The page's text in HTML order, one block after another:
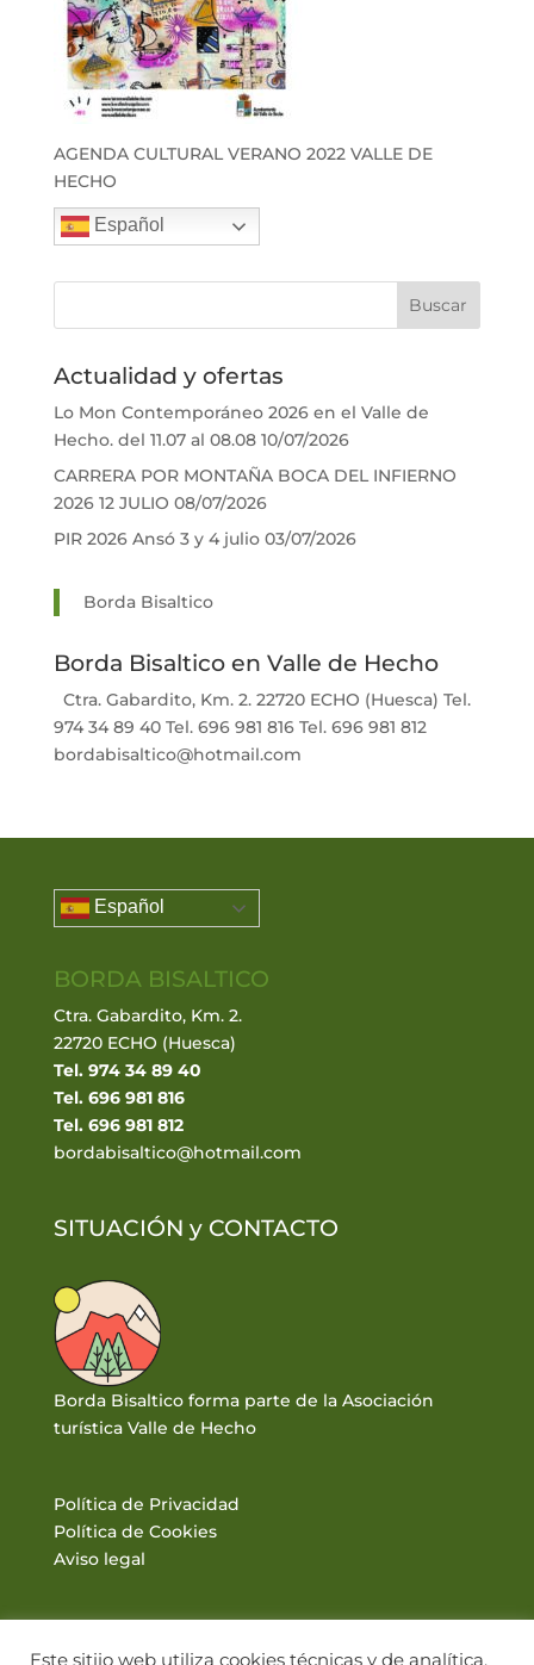
AGENDA CULTURAL VERANO 2022 VALLE DE
HECHO
Español
Actualidad y ofertas
Lo Mon Contemporáneo 2026 en el Valle de
Hecho. del 11.07 al 08.08 10/07/2026
CARRERA POR MONTAÑA BOCA DEL INFIERNO
2026 12 JULIO 08/07/2026
PIR 2026 Ansó 3 y 4 julio 03/07/2026
Borda Bisaltico
Borda Bisaltico en Valle de Hecho
Ctra. Gabardito, Km. 2. 22720 ECHO (Huesca) Tel.
974 34 89 40 Tel. 696 981 816 Tel. 696 981 812
bordabisaltico@hotmail.com
Español
BORDA BISALTICO
Ctra. Gabardito, Km. 2.
22720 ECHO (Huesca)
Tel. 974 34 89 40
Tel. 696 981 816
Tel. 696 981 812
bordabisaltico@hotmail.com
SITUACIÓN y CONTACTO
Borda Bisaltico forma parte de la Asociación
turística Valle de Hecho
Política de Privacidad
Política de Cookies
Aviso legal
Este sitiio web utiliza cookies técnicas y de analítica.